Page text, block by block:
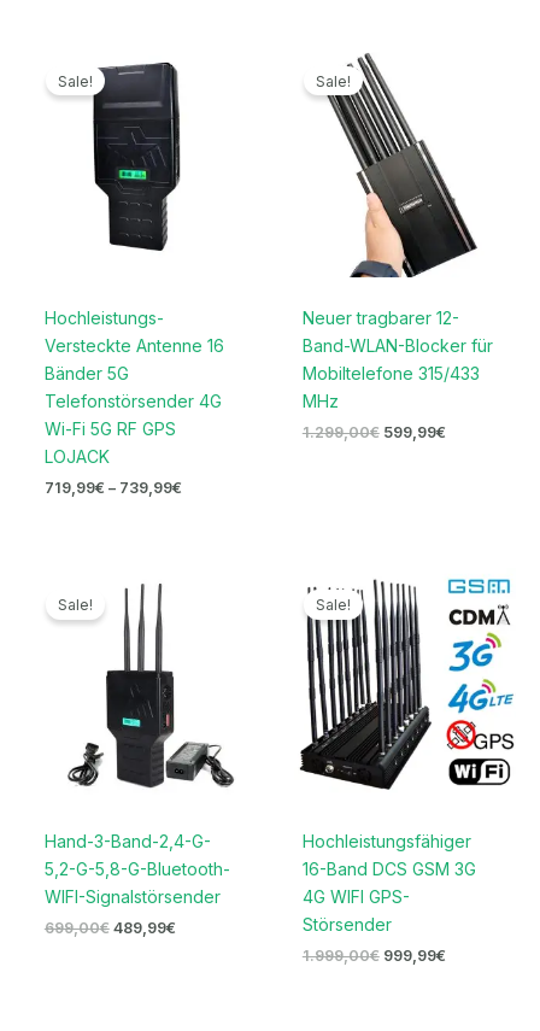
Sale!
Hochleistungs-
Versteckte Antenne 16
Bänder 5G
Telefonstörsender 4G
Wi-Fi 5G RF GPS
LOJACK
719,99€ – 739,99€
Sale!
Neuer tragbarer 12-
Band-WLAN-Blocker für
Mobiltelefone 315/433
MHz
1.299,00€
Preis
war:
1.299,00€
599,99€
Sale!
Hand-3-Band-2,4-G-
5,2-G-5,8-G-Bluetooth-
WIFI-Signalstörsender
699,00€
Preis
war:
699,00€
489,99€
Sale!
Hochleistungsfähiger
16-Band DCS GSM 3G
4G WIFI GPS-
Störsender
1.999,00€
Ursprünglicher
Preis
war:
1.999,00€
999,99€
Aktueller
Preis
ist:
999,99€.